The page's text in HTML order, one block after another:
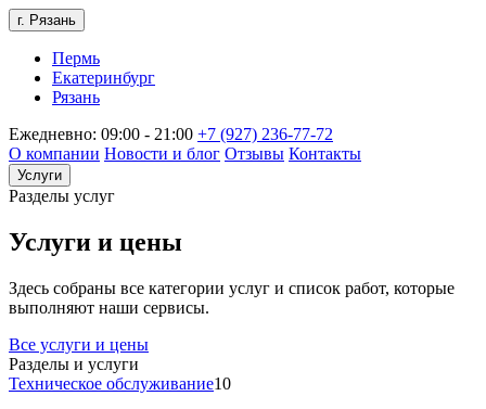
г. Рязань
Пермь
Екатеринбург
Рязань
Ежедневно: 09:00 - 21:00 +7 (927) 236-77-72
О компании Новости и блог Отзывы Контакты
Услуги
Разделы услуг
Услуги и цены
Здесь собраны все категории услуг и список работ, которые
выполняют наши сервисы.
Все услуги и цены
Разделы и услуги
Техническое обслуживание10